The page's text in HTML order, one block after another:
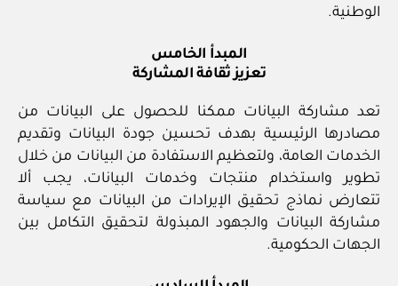
الوطنية.
المبدأ الخامس
تعزيز ثقافة المشاركة
تعد مشاركة البيانات ممكنا للحصول على البيانات من
مصادرها الرئيسية بهدف تحسين جودة البيانات وتقديم
الخدمات العامة، ولتعظيم الاستفادة من البيانات من خلال
تطوير واستخدام منتجات وخدمات البيانات، يجب ألا
تتعارض نماذج تحقيق الإيرادات من البيانات مع سياسة
مشاركة البيانات والجهود المبذولة لتحقيق التكامل بين
الجهات الحكومية.